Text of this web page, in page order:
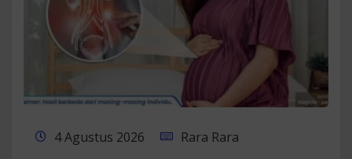
4 Agustus 2026 Rara Rara